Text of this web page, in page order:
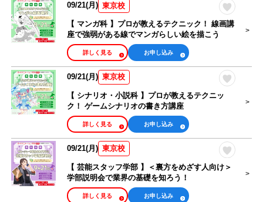
09/21(月) 東京校
【 マンガ科 】プロが教えるテクニック！ 線画講
座で強弱がある線でマンガらしい絵を描こう
お申し込み
詳しく見る
09/21(月) 東京校
【 シナリオ・小説科 】プロが教えるテクニッ
ク！ ゲームシナリオの書き方講座
お申し込み
詳しく見る
09/21(月) 東京校
【 芸能スタッフ学部 】＜裏方をめざす人向け＞
学部説明会で業界の基礎を知ろう！
お申し込み
詳しく見る